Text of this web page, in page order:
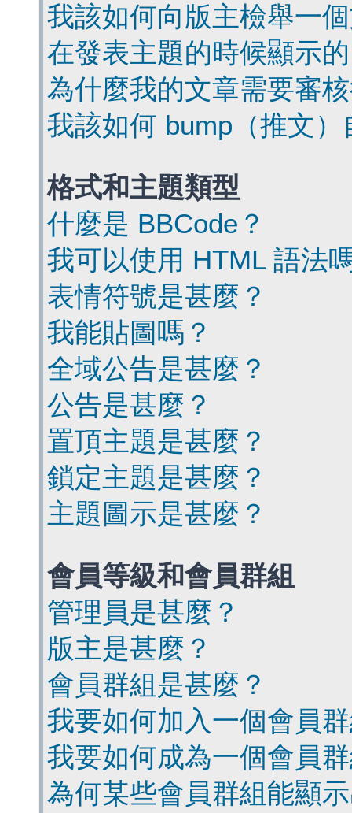
我該如何向版主檢舉一
在發表主題的時候顯示
為什麼我的文章需要審
我該如何 bump（推文
格式和主題類型
什麼是 BBCode？
我可以使用 HTML 語法
表情符號是甚麼？
我能貼圖嗎？
全域公告是甚麼？
公告是甚麼？
置頂主題是甚麼？
鎖定主題是甚麼？
主題圖示是甚麼？
會員等級和會員群組
管理員是甚麼？
版主是甚麼？
會員群組是甚麼？
我要如何加入一個會員
我要如何成為一個會員
為何某些會員群組能顯